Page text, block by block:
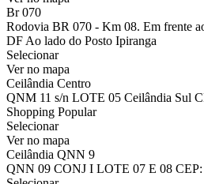
Br 070
Rodovia BR 070 - Km 08. Em frente
DF Ao lado do Posto Ipiranga
Selecionar
Ver no mapa
Ceilândia Centro
QNM 11 s/n LOTE 05 Ceilândia Sul
Shopping Popular
Selecionar
Ver no mapa
Ceilândia QNN 9
QNN 09 CONJ I LOTE 07 E 08 CEP: